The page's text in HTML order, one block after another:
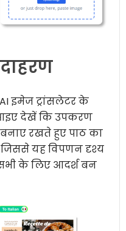
इमेज ट्रांसलेटर के
आइए देखें कि उपकरण
रखते हुए पाठ का
यह विपणन दृश्य
के लिए आदर्श बन